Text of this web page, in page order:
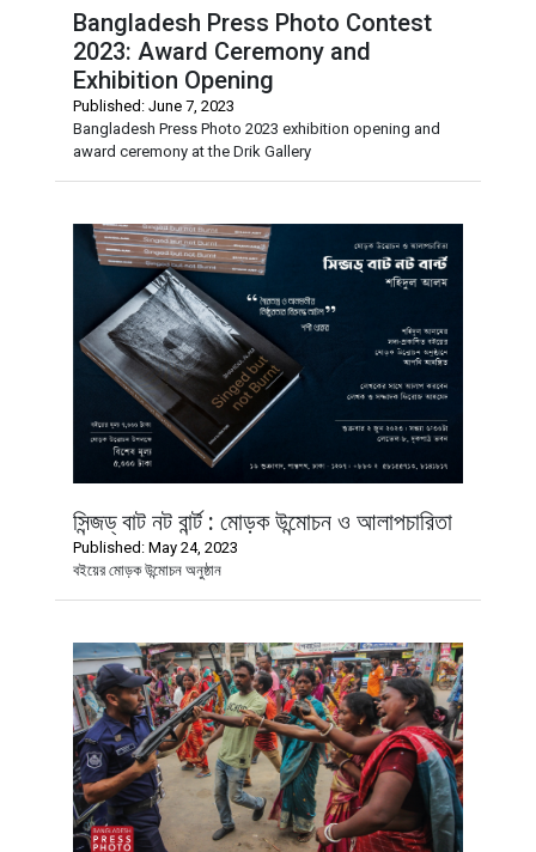
Bangladesh Press Photo Contest
2023: Award Ceremony and
Exhibition Opening
Published: June 7, 2023
Bangladesh Press Photo 2023 exhibition opening and
award ceremony at the Drik Gallery
সিন্জড্ বাট নট বার্ন্ট : মোড়ক উন্মোচন ও আলাপচারিতা
Published: May 24, 2023
বইয়ের মোড়ক উন্মোচন অনুষ্ঠান